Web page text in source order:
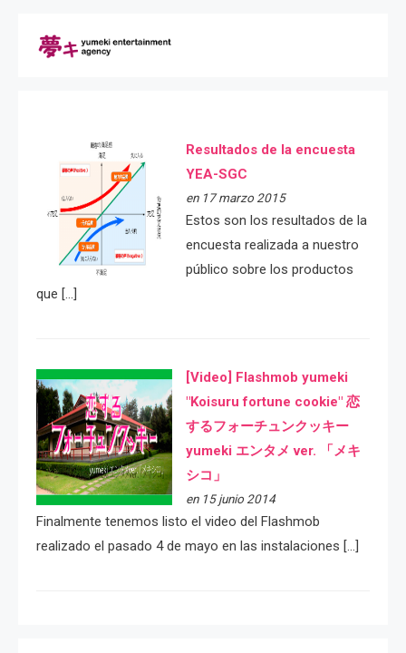
Resultados de la encuesta
YEA-SGC
en 17 marzo 2015
Estos son los resultados de la
encuesta realizada a nuestro
público sobre los productos
que […]
[Video] Flashmob yumeki
"Koisuru fortune cookie" 恋
するフォーチュンクッキー
yumeki エンタメ ver. 「メキ
シコ」
en 15 junio 2014
Finalmente tenemos listo el video del Flashmob
realizado el pasado 4 de mayo en las instalaciones […]